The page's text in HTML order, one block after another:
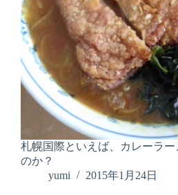
札幌国際といえば、カレーラ
のか？
yumi
2015年1月24日